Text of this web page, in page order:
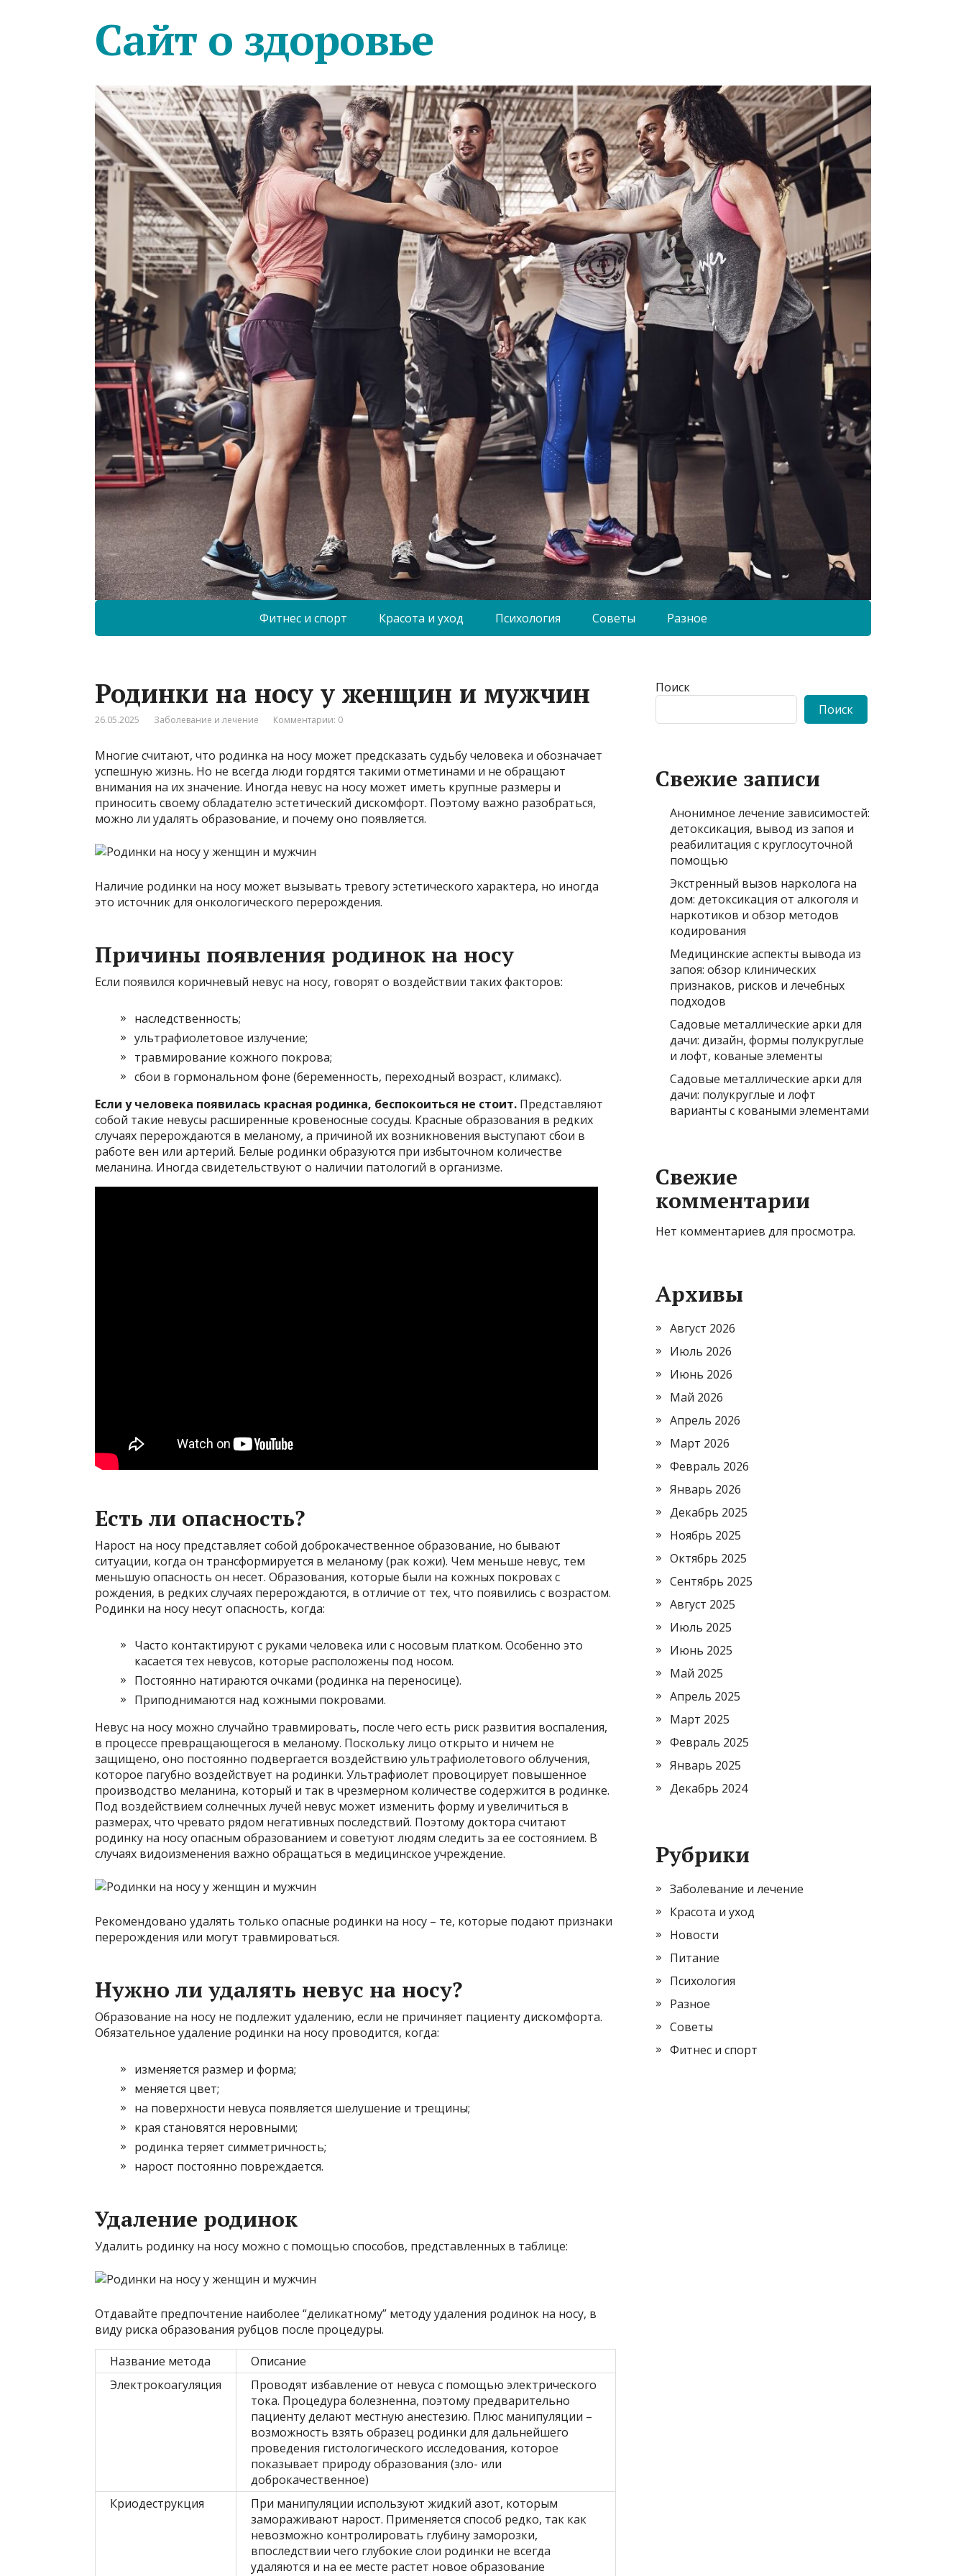
Сайт о здоровье
Фитнес и спорт Красота и уход Психология Советы Разное
Родинки на носу у женщин и мужчин
26.05.2025 Заболевание и лечение Комментарии: 0
Многие считают, что родинка на носу может предсказать судьбу человека и обозначает
успешную жизнь. Но не всегда люди гордятся такими отметинами и не обращают
внимания на их значение. Иногда невус на носу может иметь крупные размеры и
приносить своему обладателю эстетический дискомфорт. Поэтому важно разобраться,
можно ли удалять образование, и почему оно появляется.
Наличие родинки на носу может вызывать тревогу эстетического характера, но иногда
это источник для онкологического перерождения.
Причины появления родинок на носу
Если появился коричневый невус на носу, говорят о воздействии таких факторов:
наследственность;
ультрафиолетовое излучение;
травмирование кожного покрова;
сбои в гормональном фоне (беременность, переходный возраст, климакс).
Если у человека появилась красная родинка, беспокоиться не стоит. Представляют
собой такие невусы расширенные кровеносные сосуды. Красные образования в редких
случаях перерождаются в меланому, а причиной их возникновения выступают сбои в
работе вен или артерий. Белые родинки образуются при избыточном количестве
меланина. Иногда свидетельствуют о наличии патологий в организме.
Есть ли опасность?
Нарост на носу представляет собой доброкачественное образование, но бывают
ситуации, когда он трансформируется в меланому (рак кожи). Чем меньше невус, тем
меньшую опасность он несет. Образования, которые были на кожных покровах с
рождения, в редких случаях перерождаются, в отличие от тех, что появились с возрастом.
Родинки на носу несут опасность, когда:
Часто контактируют с руками человека или с носовым платком. Особенно это
касается тех невусов, которые расположены под носом.
Постоянно натираются очками (родинка на переносице).
Приподнимаются над кожными покровами.
Невус на носу можно случайно травмировать, после чего есть риск развития воспаления,
в процессе превращающегося в меланому. Поскольку лицо открыто и ничем не
защищено, оно постоянно подвергается воздействию ультрафиолетового облучения,
которое пагубно воздействует на родинки. Ультрафиолет провоцирует повышенное
производство меланина, который и так в чрезмерном количестве содержится в родинке.
Под воздействием солнечных лучей невус может изменить форму и увеличиться в
размерах, что чревато рядом негативных последствий. Поэтому доктора считают
родинку на носу опасным образованием и советуют людям следить за ее состоянием. В
случаях видоизменения важно обращаться в медицинское учреждение.
Рекомендовано удалять только опасные родинки на носу – те, которые подают признаки
перерождения или могут травмироваться.
Нужно ли удалять невус на носу?
Образование на носу не подлежит удалению, если не причиняет пациенту дискомфорта.
Обязательное удаление родинки на носу проводится, когда:
изменяется размер и форма;
меняется цвет;
на поверхности невуса появляется шелушение и трещины;
края становятся неровными;
родинка теряет симметричность;
нарост постоянно повреждается.
Удаление родинок
Удалить родинку на носу можно с помощью способов, представленных в таблице:
Отдавайте предпочтение наиболее “деликатному” методу удаления родинок на носу, в
виду риска образования рубцов после процедуры.
Название метода
Описание
Электрокоагуляция
Проводят избавление от невуса с помощью электрического
тока. Процедура болезненна, поэтому предварительно
пациенту делают местную анестезию. Плюс манипуляции –
возможность взять образец родинки для дальнейшего
проведения гистологического исследования, которое
показывает природу образования (зло- или
доброкачественное)
Криодеструкция
При манипуляции используют жидкий азот, которым
замораживают нарост. Применяется способ редко, так как
невозможно контролировать глубину заморозки,
впоследствии чего глубокие слои родинки не всегда
удаляются и на ее месте растет новое образование
Поиск
Поиск
Свежие записи
Анонимное лечение зависимостей:
детоксикация, вывод из запоя и
реабилитация с круглосуточной
помощью
Экстренный вызов нарколога на
дом: детоксикация от алкоголя и
наркотиков и обзор методов
кодирования
Медицинские аспекты вывода из
запоя: обзор клинических
признаков, рисков и лечебных
подходов
Садовые металлические арки для
дачи: дизайн, формы полукруглые
и лофт, кованые элементы
Садовые металлические арки для
дачи: полукруглые и лофт
варианты с коваными элементами
Свежие
комментарии
Нет комментариев для просмотра.
Архивы
Август 2026
Июль 2026
Июнь 2026
Май 2026
Апрель 2026
Март 2026
Февраль 2026
Январь 2026
Декабрь 2025
Ноябрь 2025
Октябрь 2025
Сентябрь 2025
Август 2025
Июль 2025
Июнь 2025
Май 2025
Апрель 2025
Март 2025
Февраль 2025
Январь 2025
Декабрь 2024
Рубрики
Заболевание и лечение
Красота и уход
Новости
Питание
Психология
Разное
Советы
Фитнес и спорт